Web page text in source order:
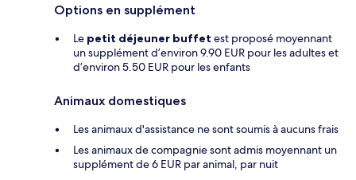
Options en supplément
Le petit déjeuner buffet est proposé moyennant
un supplément d’environ 9.90 EUR pour les adultes et
d’environ 5.50 EUR pour les enfants
Animaux domestiques
Les animaux d'assistance ne sont soumis à aucuns frais
Les animaux de compagnie sont admis moyennant un
supplément de 6 EUR par animal, par nuit